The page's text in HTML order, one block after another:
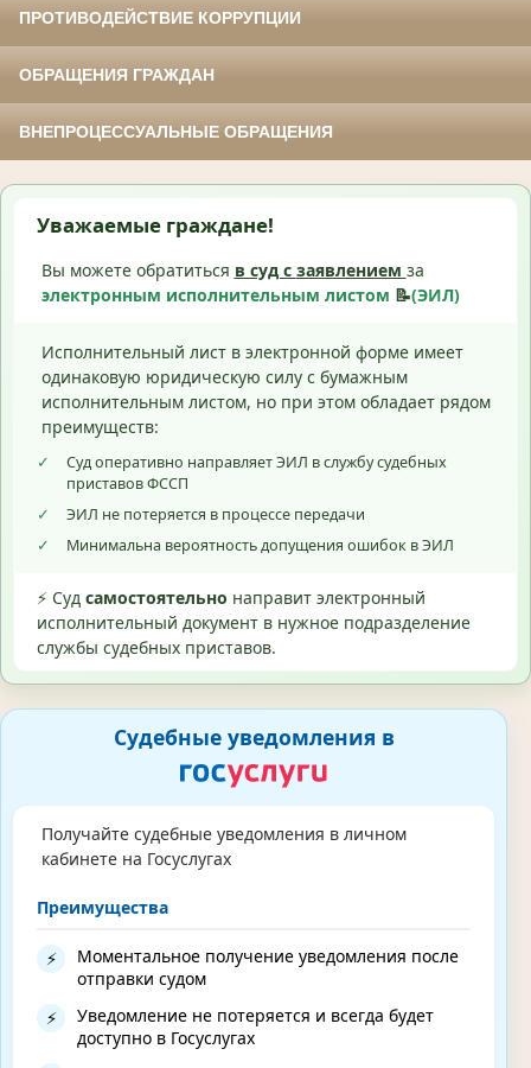
ПРОТИВОДЕЙСТВИЕ КОРРУПЦИИ
ОБРАЩЕНИЯ ГРАЖДАН
ВНЕПРОЦЕССУАЛЬНЫЕ ОБРАЩЕНИЯ
Уважаемые граждане!
Вы можете обратиться в суд с заявлением за
электронным исполнительным листом 📝(ЭИЛ)
Исполнительный лист в электронной форме имеет
одинаковую юридическую силу с бумажным
исполнительным листом, но при этом обладает рядом
преимуществ:
✓
Суд оперативно направляет ЭИЛ в службу судебных
приставов ФССП
✓
ЭИЛ не потеряется в процессе передачи
✓
Минимальна вероятность допущения ошибок в ЭИЛ
⚡ Суд самостоятельно направит электронный
исполнительный документ в нужное подразделение
службы судебных приставов.
Судебные уведомления в
Получайте судебные уведомления в личном
кабинете на Госуслугах
Преимущества
⚡
Моментальное получение уведомления после
отправки судом
⚡
Уведомление не потеряется и всегда будет
доступно в Госуслугах